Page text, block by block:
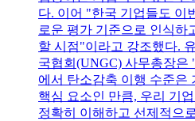
다. 이어 "한국 기업들도 이
로운 평가 기준으로 인식하
할 시점"이라고 강조했다.
국협회(UNGC) 사무총장
에서 탄소감축 이행 수준은
핵심 요소인 만큼, 우리 기
정확히 이해하고 선제적으